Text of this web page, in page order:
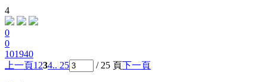
4
0
0
101940
上一頁1 234.. 25 / 25 頁下一頁